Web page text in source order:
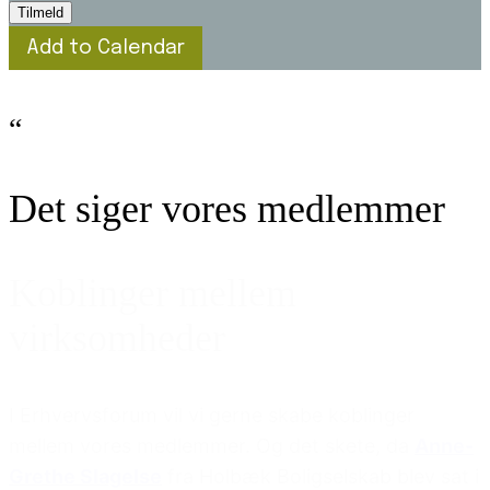
Tilmeld
Add to Calendar
“
Det siger vores medlemmer